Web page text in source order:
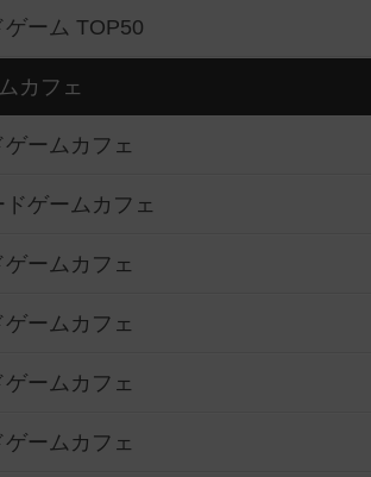
ーム TOP50
カフェ
ームカフェ
ゲームカフェ
ームカフェ
ームカフェ
ームカフェ
ームカフェ